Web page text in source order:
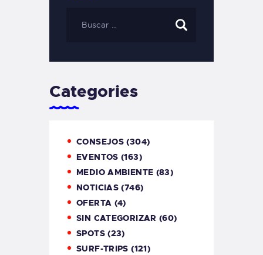
Categories
CONSEJOS (304)
EVENTOS (163)
MEDIO AMBIENTE (83)
NOTICIAS (746)
OFERTA (4)
SIN CATEGORIZAR (60)
SPOTS(23)
SURF-TRIPS (121)